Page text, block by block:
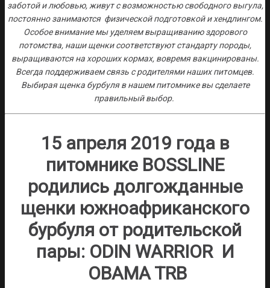
заботой и любовью, живут с возможностью свободного выгула,
постоянно занимаются физической подготовкой и хендлингом.
Особое внимание мы уделяем выращиванию здорового
потомства, наши щенки соответствуют стандарту породы,
выращиваются на хороших кормах, вовремя вакцинированы.
Всегда поддерживаем связь с родителями наших питомцев.
Выбирая щенка бурбуля в нашем питомнике вы сделаете
правильный выбор.
15 апреля 2019 года в
питомнике BOSSLINE
родились долгожданные
щенки южноафриканского
бурбуля от родительской
пары: ODIN WARRIOR И
OBAMA TRB